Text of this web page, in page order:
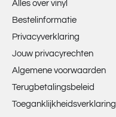
Alles over vinyl
Bestelinformatie
Privacyverklaring
Jouw privacyrechten
Algemene voorwaarden
Terugbetalingsbeleid
Toeganklijkheidsverklaring